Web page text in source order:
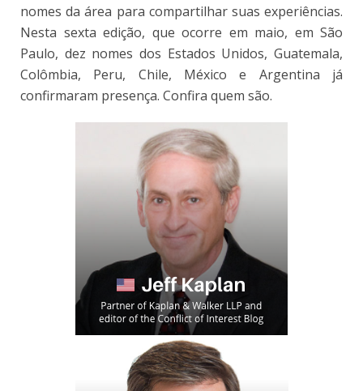
nomes da área para compartilhar suas experiências.
Nesta sexta edição, que ocorre em maio, em São
Paulo, dez nomes dos Estados Unidos, Guatemala,
Colômbia, Peru, Chile, México e Argentina já
confirmaram presença. Confira quem são.